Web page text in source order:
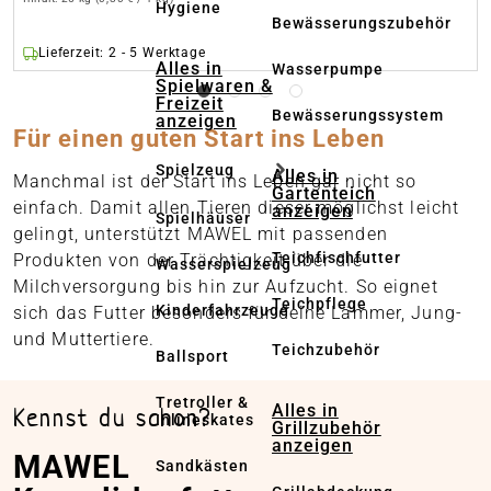
Hygiene
Alles in
Spielwaren &
Freizeit
anzeigen
Spielzeug
Spielhäuser
Wasserspielzeug
Kinderfahrzeuge
Ballsport
Tretroller &
Inlineskates
Sandkästen
Bewässerungszubehör
Wasserpumpe
Bewässerungssystem
Alles in
Gartenteich
anzeigen
Teichfischfutter
Teichpflege
Teichzubehör
Alles in
Grillzubehör
anzeigen
Lieferzeit: 2 - 5 Werktage
Für einen guten Start ins Leben
Manchmal ist der Start ins Leben gar nicht so
einfach. Damit allen Tieren dieser möglichst leicht
gelingt, unterstützt MAWEL mit passenden
Produkten von der Trächtigkeit über die
Milchversorgung bis hin zur Aufzucht. So eignet
sich das Futter besonders für deine Lämmer, Jung-
und Muttertiere.
Kennst du schon?
MAWEL